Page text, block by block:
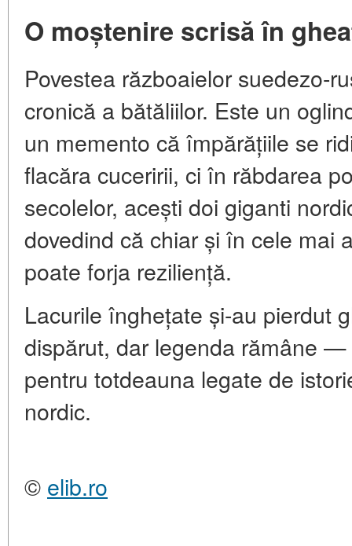
O moștenire scrisă în
Povestea războaielor suedezo-
cronică a bătăliilor. Este un
un memento că împărățiile se
flacăra cuceririi, ci în răbdarea
secolelor, acești doi giganti
dovedind că chiar și în cele mai
poate forja reziliență.
Lacurile înghețate și-au pierdut
dispărut, dar legenda rămâne
pentru totdeauna legate de
nordic.
© elib.ro